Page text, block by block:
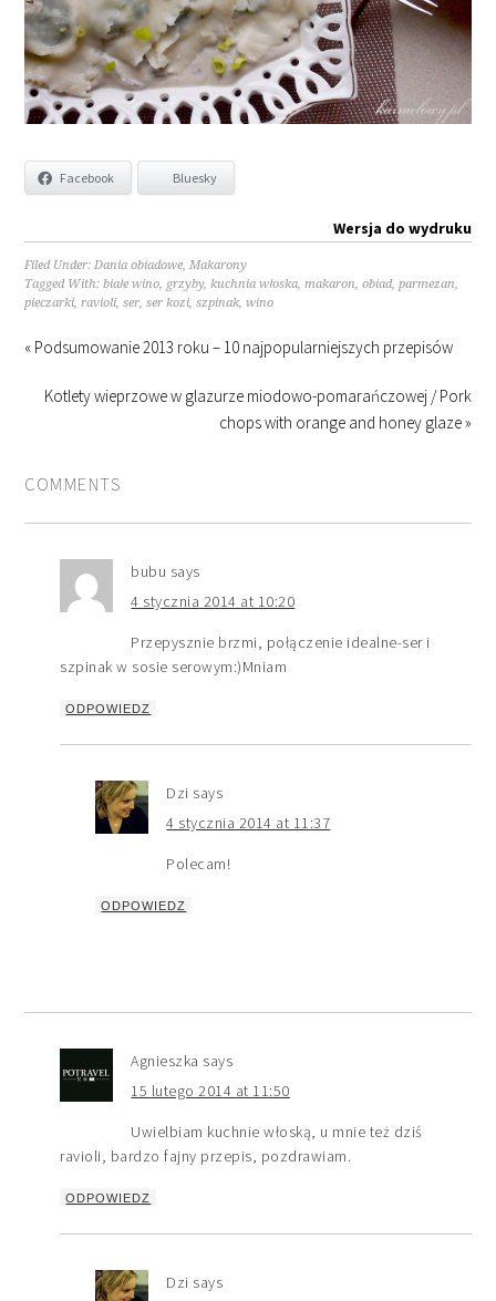
Facebook Bluesky
Wersja do wydruku
Filed Under:Dania obiadowe,Makarony
Tagged With:białe wino, grzyby,kuchnia włoska,makaron,obiad,parmezan,
pieczarki,ravioli,ser,ser kozi,szpinak,wino
« Podsumowanie 2013 roku – 10 najpopularniejszych przepisów
Kotlety wieprzowe w glazurze miodowo-pomarańczowej / Pork
chops with orange and honey glaze »
COMMENTS
bubu says
4 stycznia 2014 at 10:20
Przepysznie brzmi, połączenie idealne-ser i
szpinak w sosie serowym:)Mniam
ODPOWIEDZ
Dzi says
4 stycznia 2014 at 11:37
Polecam!
ODPOWIEDZ
Agnieszka says
15 lutego 2014 at 11:50
Uwielbiam kuchnie włoską, u mnie też dziś
ravioli, bardzo fajny przepis, pozdrawiam.
ODPOWIEDZ
Dzi says